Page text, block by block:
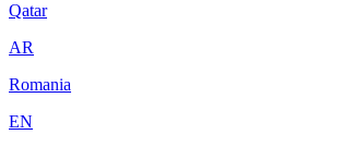
Qatar
AR
Romania
EN